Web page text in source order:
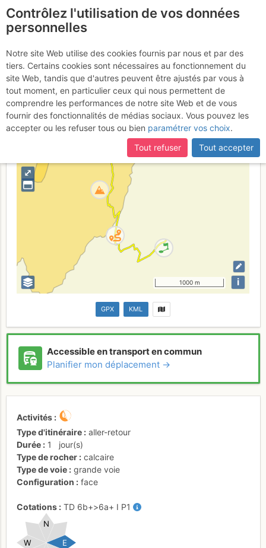
Rocher du Midi :
Jardiland
France Isère Chartreuse
⤢
1000 m i
GPX KML
Accessible en transport en commun
Planifier mon déplacement →
Activités
Type d'itinéraire
aller-retour
Durée
1
jour(s)
Type de rocher
calcaire
Type de voie
grande voie
Configuration
face
Cotations TD 6b+>6a+ I P1
E
W
N
Contrôlez l'utilisation de vos données
personnelles
Notre site Web utilise des cookies fournis par nous et par des
tiers. Certains cookies sont nécessaires au fonctionnement du
site Web, tandis que d'autres peuvent être ajustés par vous à
tout moment, en particulier ceux qui nous permettent de
comprendre les performances de notre site Web et de vous
fournir des fonctionnalités de médias sociaux. Vous pouvez les
accepter ou les refuser tous ou bien paramétrer vos choix.
Tout refuser
Tout accepter